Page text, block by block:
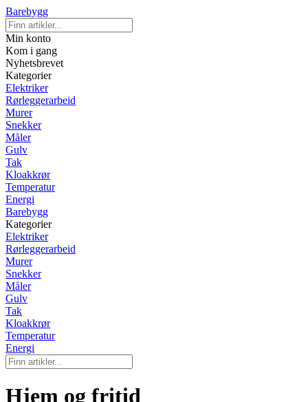
Barebygg
Min konto
Kom i gang
Nyhetsbrevet
Kategorier
Elektriker
Rørleggerarbeid
Murer
Snekker
Måler
Gulv
Tak
Kloakkrør
Temperatur
Energi
Barebygg
Kategorier
Elektriker
Rørleggerarbeid
Murer
Snekker
Måler
Gulv
Tak
Kloakkrør
Temperatur
Energi
Hjem og fritid